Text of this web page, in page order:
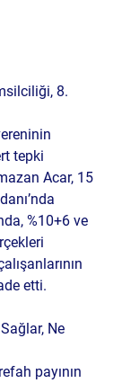
8.
tepki
Acar, 15
%10+6 ve
etti.
Ne
payının